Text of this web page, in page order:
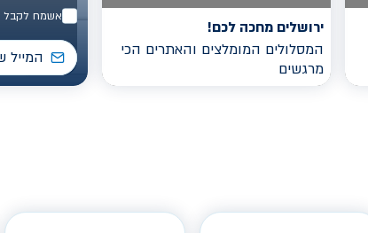
ירושלים מחכה לכם!
המסלולים המומלצים והאתרים הכי
מרגשים
אשמח לקבל